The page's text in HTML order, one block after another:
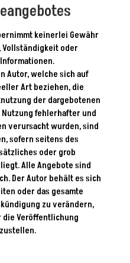
keinerlei Gewähr
oder
Autor, welche sich auf
Art beziehen, die
der dargebotenen
fehlerhafter und
verursacht wurden, sind
sofern seitens des
oder grob
Alle Angebote sind
Der Autor behält es sich
oder das gesamte
zu verändern,
die Veröffentlichung